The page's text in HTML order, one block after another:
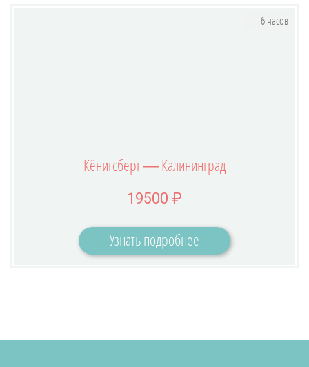
6 часов
Кёнигсберг — Калининград
19500 ₽
Узнать подробнее